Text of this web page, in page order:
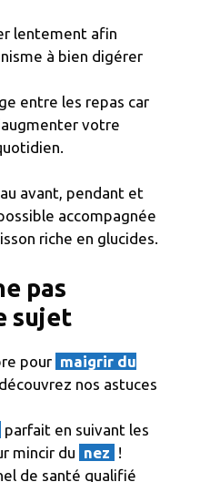
lentement afin
à bien digérer
entre les repas car
votre
avant, pendant et
accompagnée
riche en glucides.
pas
sujet
pour maigrir du
nos astuces
parfait en suivant les
mincir du nez !
de santé qualifié